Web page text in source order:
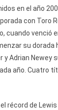
en el año
con Toro
cuando venció
su
y Adrian Newey
año. Cuatro
récord de Lewis